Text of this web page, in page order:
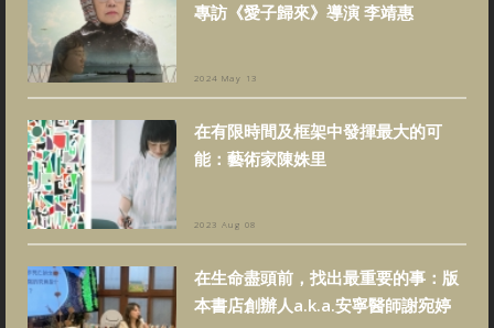
專訪《愛子歸來》導演 李靖惠
2024 May 13
在有限時間及框架中發揮最大的可
能：藝術家陳姝里
2023 Aug 08
在生命盡頭前，找出最重要的事：版
本書店創辦人a.k.a.安寧醫師謝宛婷